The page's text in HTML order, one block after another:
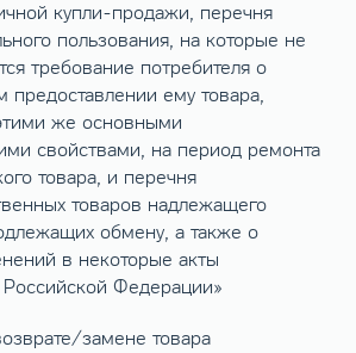
купли-продажи, перечня
пользования, на которые не
требование потребителя о
предоставлении ему товара,
же основными
свойствами, на период ремонта
товара, и перечня
товаров надлежащего
обмену, а также о
в некоторые акты
Российской Федерации»
замене товара